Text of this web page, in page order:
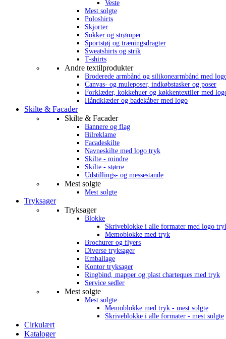
Veste
Mest solgte
Poloshirts
Skjorter
Sokker og strømper
Sportstøj og træningsdragter
Sweatshirts og strik
T-shirts
Andre textilprodukter
Broderede armbånd og silikonearmbånd med
Canvas- og muleposer, indkøbstasker og poser
Forklæder, kokkehuer og køkkentextiler med
Håndklæder og badekåber med logo
Skilte & Facader
Skilte & Facader
Bannere og flag
Bilreklame
Facadeskilte
Navneskilte med logo tryk
Skilte - mindre
Skilte - større
Udstillings- og messestande
Mest solgte
Mest solgte
Tryksager
Tryksager
Blokke
Skriveblokke i alle formater med logo
Memoblokke med tryk
Brochurer og flyers
Diverse tryksager
Emballage
Kontor tryksager
Ringbind, mapper og plast charteques med tryk
Service sedler
Mest solgte
Mest solgte
Memoblokke med tryk - mest solgte
Skriveblokke i alle formater - mest solgte
Cirkulært
Kataloger